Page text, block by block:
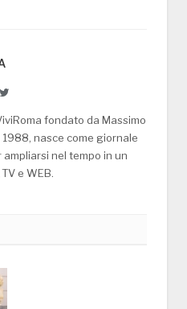
Twitter
fondato da Massimo
nasce come giornale
ampliarsi nel tempo in un
e WEB.